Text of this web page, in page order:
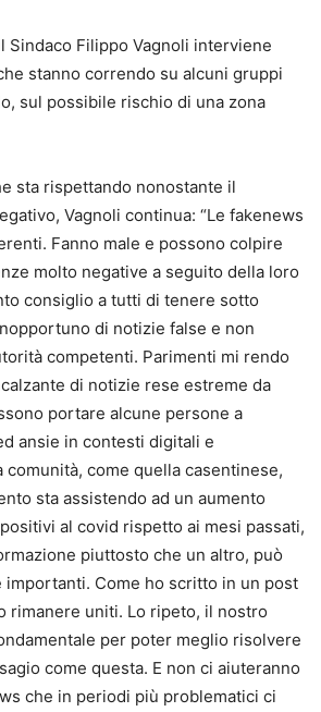
Sindaco Filippo Vagnoli interviene
stanno correndo su alcuni gruppi
sul possibile rischio di una zona
sta rispettando nonostante il
Vagnoli continua: “Le fakenews
Fanno male e possono colpire
molto negative a seguito della loro
consiglio a tutti di tenere sotto
di notizie false e non
competenti. Parimenti mi rendo
di notizie rese estreme da
portare alcune persone a
ansie in contesti digitali e
comunità, come quella casentinese,
sta assistendo ad un aumento
al covid rispetto ai mesi passati,
piuttosto che un altro, può
importanti. Come ho scritto in un post
rimanere uniti. Lo ripeto, il nostro
per poter meglio risolvere
come questa. E non ci aiuteranno
che in periodi più problematici ci